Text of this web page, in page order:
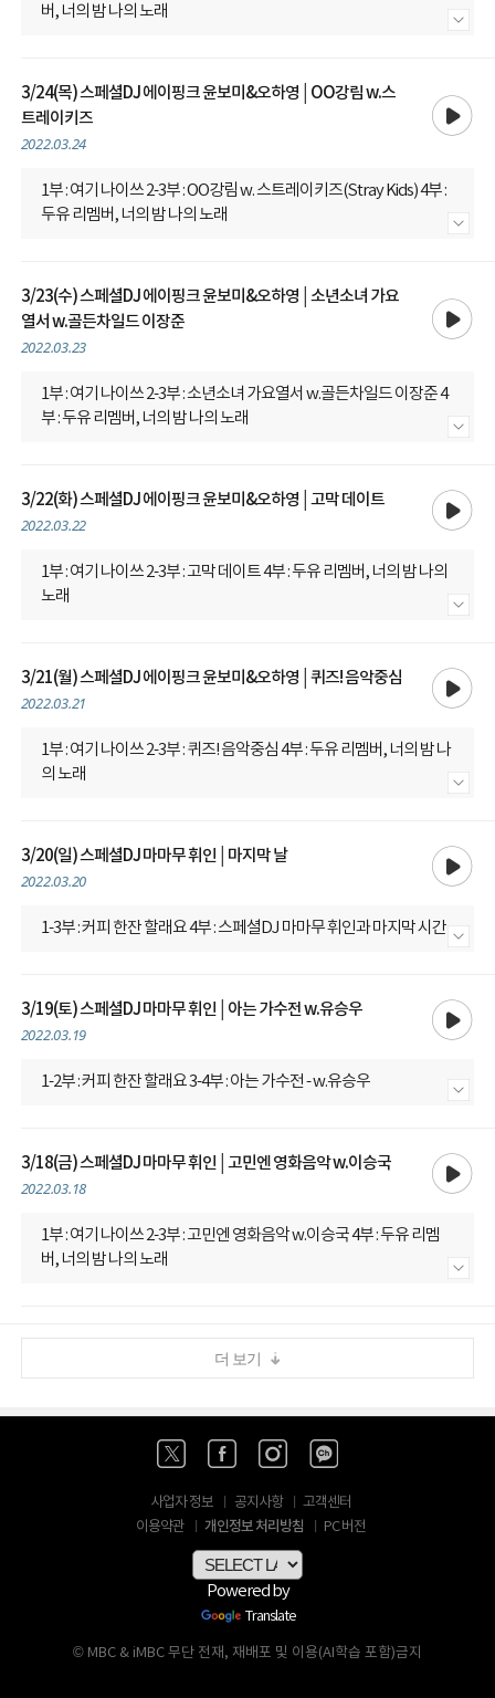
버, 너의 밤 나의 노래
3/24(목) 스페셜DJ 에이핑크 윤보미&오하영│OO강림 w.스
트레이키즈
2022.03.24
1부 : 여기 나이쓰 2-3부 : OO강림 w. 스트레이키즈(Stray Kids) 4부 :
두유 리멤버, 너의 밤 나의 노래
3/23(수) 스페셜DJ 에이핑크 윤보미&오하영│소년소녀 가요
열서 w.골든차일드 이장준
2022.03.23
1부 : 여기 나이쓰 2-3부 : 소년소녀 가요열서 w.골든차일드 이장준 4
부 : 두유 리멤버, 너의 밤 나의 노래
3/22(화) 스페셜DJ 에이핑크 윤보미&오하영│고막 데이트
2022.03.22
1부 : 여기 나이쓰 2-3부 : 고막 데이트 4부 : 두유 리멤버, 너의 밤 나의
노래
3/21(월) 스페셜DJ 에이핑크 윤보미&오하영│퀴즈! 음악중심
2022.03.21
1부 : 여기 나이쓰 2-3부 : 퀴즈! 음악중심 4부 : 두유 리멤버, 너의 밤 나
의 노래
3/20(일) 스페셜DJ 마마무 휘인│마지막 날
2022.03.20
1-3부 : 커피 한잔 할래요 4부 : 스페셜DJ 마마무 휘인과 마지막 시간
3/19(토) 스페셜DJ 마마무 휘인│아는 가수전 w.유승우
2022.03.19
1-2부 : 커피 한잔 할래요 3-4부 : 아는 가수전 - w.유승우
3/18(금) 스페셜DJ 마마무 휘인│고민엔 영화음악 w.이승국
2022.03.18
1부 : 여기 나이쓰 2-3부 : 고민엔 영화음악 w.이승국 4부 : 두유 리멤
버, 너의 밤 나의 노래
더 보기
사업자 정보 공지사항
고객센터
이용약관
개인정보 처리방침 PC 버전
Powered by
Translate
© MBC & iMBC 무단 전재, 재배포 및 이용(AI학습 포함)금지